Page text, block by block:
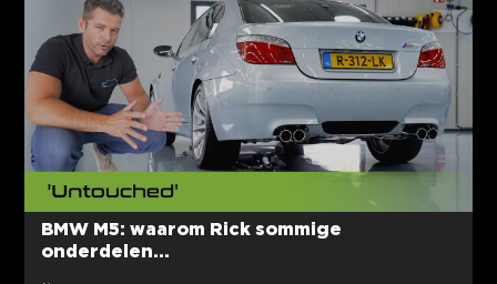
BMW M5: waarom Rick sommige
onderdelen...